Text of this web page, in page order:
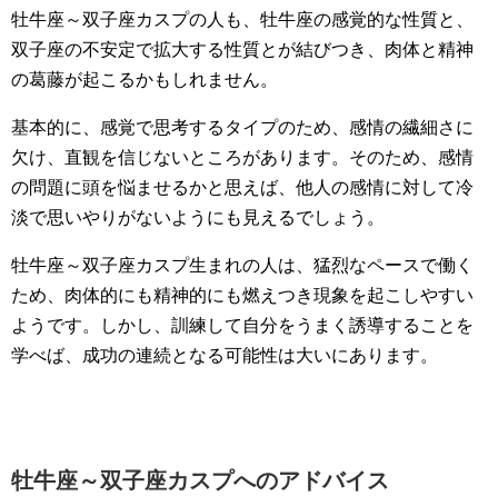
牡牛座～双子座カスプの人も、牡牛座の感覚的な性質と、
双子座の不安定で拡大する性質とが結びつき、肉体と精神
の葛藤が起こるかもしれません。
基本的に、感覚で思考するタイプのため、感情の繊細さに
欠け、直観を信じないところがあります。そのため、感情
の問題に頭を悩ませるかと思えば、他人の感情に対して冷
淡で思いやりがないようにも見えるでしょう。
牡牛座～双子座カスプ生まれの人は、猛烈なペースで働く
ため、肉体的にも精神的にも燃えつき現象を起こしやすい
ようです。しかし、訓練して自分をうまく誘導することを
学べば、成功の連続となる可能性は大いにあります。
牡牛座～双子座カスプへのアドバイス